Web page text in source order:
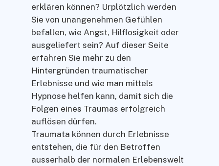
erklären können? Urplötzlich werden
Sie von unangenehmen Gefühlen
befallen, wie Angst, Hilflosigkeit oder
ausgeliefert sein? Auf dieser Seite
erfahren Sie mehr zu den
Hintergründen traumatischer
Erlebnisse und wie man mittels
Hypnose helfen kann, damit sich die
Folgen eines Traumas erfolgreich
auflösen dürfen.
Traumata können durch Erlebnisse
entstehen, die für den Betroffen
ausserhalb der normalen Erlebenswelt